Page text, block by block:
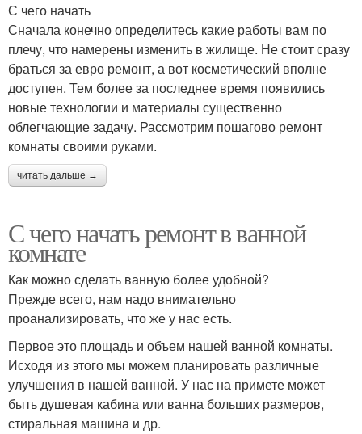
С чего начать
Сначала конечно определитесь какие работы вам по
плечу, что намерены изменить в жилище. Не стоит сразу
браться за евро ремонт, а вот косметический вполне
доступен. Тем более за последнее время появились
новые технологии и материалы существенно
облегчающие задачу. Рассмотрим пошагово ремонт
комнаты своими руками.
читать дальше →
С чего начать ремонт в ванной
комнате
Как можно сделать ванную более удобной?
Прежде всего, нам надо внимательно
проанализировать, что же у нас есть.
Первое это площадь и объем нашей ванной комнаты.
Исходя из этого мы можем планировать различные
улучшения в нашей ванной. У нас на примете может
быть душевая кабина или ванна больших размеров,
стиральная машина и др.